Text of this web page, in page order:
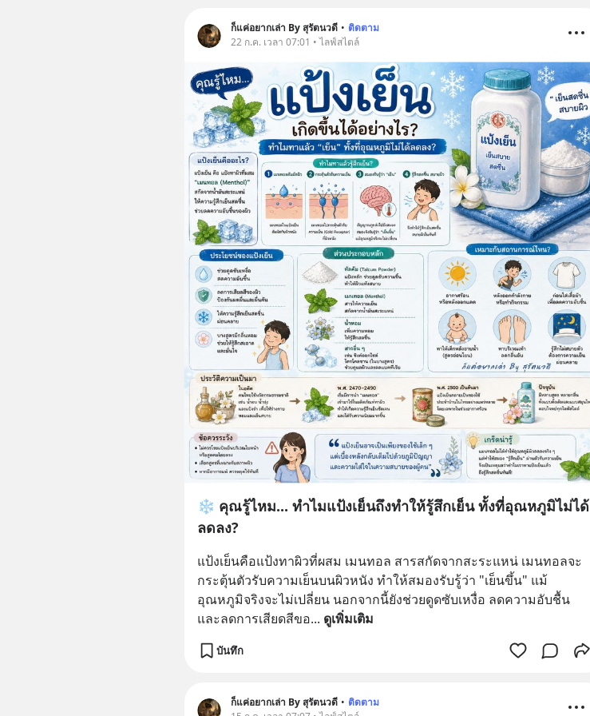
ก็แค่อยากเล่า By สุรัตนวดี • ติดตาม
22 ก.ค. เวลา 07:01 • ไลฟ์สไตล์
❄️ คุณรู้ไหม... ทำไมแป้งเย็นถึงทำให้รู้สึกเย็น ทั้งที่อุณหภูมิไม่ได้
ลดลง?
แป้งเย็นคือแป้งทาผิวที่ผสม เมนทอล สารสกัดจากสะระแหน่ เมนทอลจะ
กระตุ้นตัวรับความเย็นบนผิวหนัง ทำให้สมองรับรู้ว่า "เย็นขึ้น" แม้
อุณหภูมิจริงจะไม่เปลี่ยน นอกจากนี้ยังช่วยดูดซับเหงื่อ ลดความอับชื้น
และลดการเสียดสีขอ... ดูเพิ่มเติม
บันทึก
ก็แค่อยากเล่า By สุรัตนวดี • ติดตาม